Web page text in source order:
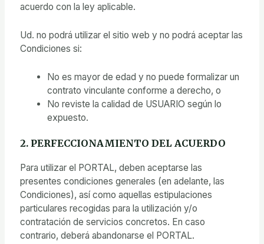
acuerdo con la ley aplicable.
Ud. no podrá utilizar el sitio web y no podrá aceptar las
Condiciones si:
No es mayor de edad y no puede formalizar un
contrato vinculante conforme a derecho, o
No reviste la calidad de USUARIO según lo
expuesto.
2. PERFECCIONAMIENTO DEL ACUERDO
Para utilizar el PORTAL, deben aceptarse las
presentes condiciones generales (en adelante, las
Condiciones), así como aquellas estipulaciones
particulares recogidas para la utilización y/o
contratación de servicios concretos. En caso
contrario, deberá abandonarse el PORTAL.